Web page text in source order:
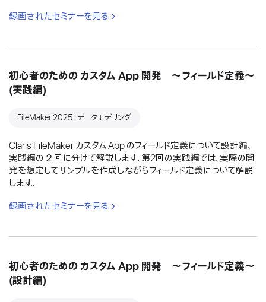
録画されたセミナーを見る
初心者のための カスタム App 開発 〜フィールド定義〜
(実践編)
FileMaker 2025：データモデリング
Claris FileMaker カスタム App のフィールド定義について設計編、
実践編の２回に分けて解説します。第2回の実践編では、実際の開
発を想定してサンプルを作成しながらフィールド定義について解説
します。
録画されたセミナーを見る
初心者のための カスタム App 開発 〜フィールド定義〜
(設計編)